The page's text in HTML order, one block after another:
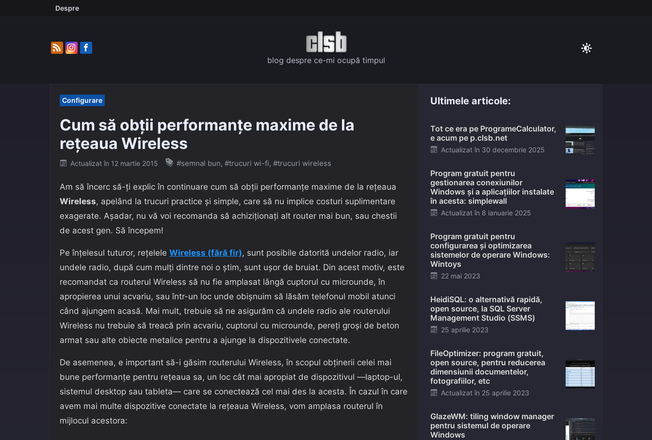
Despre
blog despre ce-mi ocupă timpul
Configurare
Cum să obții performanțe maxime de la
rețeaua Wireless
Posted
Actualizat în 12 martie 2015 #semnal bun, #trucuri wi-fi, #trucuri wireless
Am să încerc să-ți explic în continuare cum să obții performanțe maxime de la rețeaua
Wireless, apelând la trucuri practice și simple, care să nu implice costuri suplimentare
exagerate. Așadar, nu vă voi recomanda să achiziționați alt router mai bun, sau chestii
de acest gen. Să începem!
Pe înțelesul tuturor, rețelele Wireless (fără fir), sunt posibile datorită undelor radio, iar
undele radio, după cum mulți dintre noi o știm, sunt ușor de bruiat. Din acest motiv, este
recomandat ca routerul Wireless să nu fie amplasat lângă cuptorul cu microunde, în
apropierea unui acvariu, sau într-un loc unde obișnuim să lăsăm telefonul mobil atunci
când ajungem acasă. Mai mult, trebuie să ne asigurăm că undele radio ale routerului
Wireless nu trebuie să treacă prin acvariu, cuptorul cu microunde, pereți groși de beton
armat sau alte obiecte metalice pentru a ajunge la dispozitivele conectate.
De asemenea, e important să-i găsim routerului Wireless, în scopul obținerii celei mai
bune performanțe pentru rețeaua sa, un loc cât mai apropiat de dispozitivul —laptop-ul,
sistemul desktop sau tableta— care se conectează cel mai des la acesta. În cazul în care
avem mai multe dispozitive conectate la rețeaua Wireless, vom amplasa routerul în
mijlocul acestora:
Ultimele articole:
Tot ce era pe ProgrameCalculator,
e acum pe p.clsb.net
Posted
Actualizat în 30 decembrie 2025
Program gratuit pentru
gestionarea conexiunilor
Windows și a aplicațiilor instalate
în acesta: simplewall
Posted
Actualizat în 8 ianuarie 2025
Program gratuit pentru
configurarea și optimizarea
sistemelor de operare Windows:
Wintoys
Posted
22 mai 2023
HeidiSQL: o alternativă rapidă,
open source, la SQL Server
Management Studio (SSMS)
Posted
25 aprilie 2023
FileOptimizer: program gratuit,
open source, pentru reducerea
dimensiunii documentelor,
fotografiilor, etc
Posted
Actualizat în 25 aprilie 2023
GlazeWM: tiling window manager
pentru sistemul de operare
Windows